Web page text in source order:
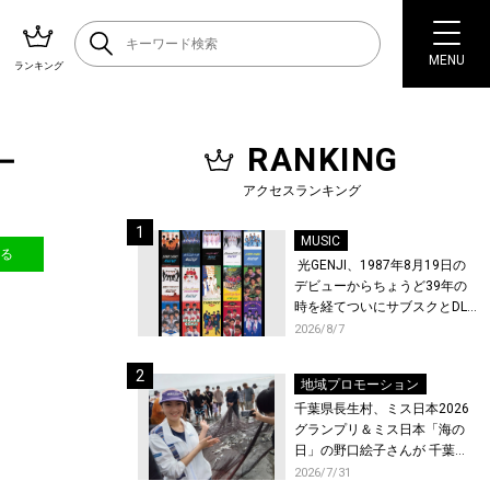
ランキング MENU
RANKING
アクセスランキング
MUSIC
光GENJI、1987年8月19日の
デビューからちょうど39年の
時を経てついにサブスクとDL
配信が解禁！
2026/8/7
地域プロモーション
千葉県長生村、ミス日本2026
グランプリ＆ミス日本「海の
日」の野口絵子さんが 千葉県
唯一の村・長生村で地引網を
2026/7/31